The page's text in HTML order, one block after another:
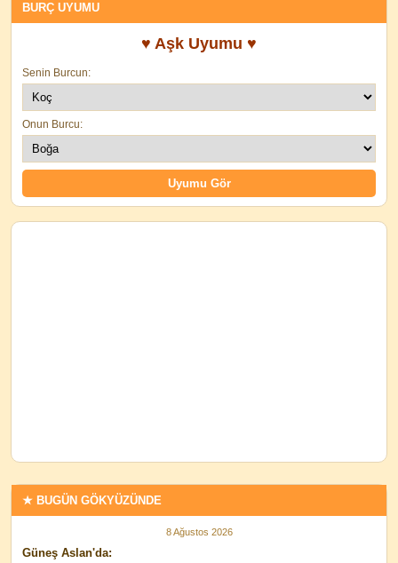
★ BUGÜN GÖKYÜZÜNDE
8 Ağustos 2026
Güneş Aslan'da:
BURÇ UYUMU
♥ Aşk Uyumu ♥
Senin Burcun:
Onun Burcu: